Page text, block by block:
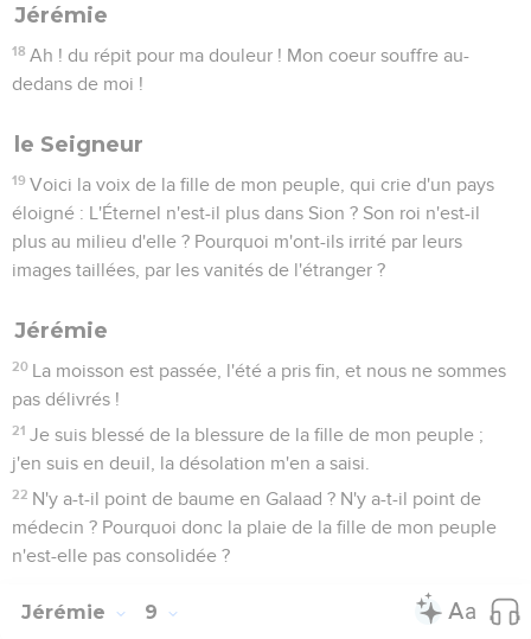
Jérémie
18 Ah ! du répit pour ma douleur ! Mon coeur souffre au-
dedans de moi !
le Seigneur
19 Voici la voix de la fille de mon peuple, qui crie d'un pays
éloigné : L'Éternel n'est-il plus dans Sion ? Son roi n'est-il
plus au milieu d'elle ? Pourquoi m'ont-ils irrité par leurs
images taillées, par les vanités de l'étranger ?
Jérémie
20 La moisson est passée, l'été a pris fin, et nous ne sommes
pas délivrés !
21 Je suis blessé de la blessure de la fille de mon peuple ;
j'en suis en deuil, la désolation m'en a saisi.
22 N'y a-t-il point de baume en Galaad ? N'y a-t-il point de
médecin ? Pourquoi donc la plaie de la fille de mon peuple
n'est-elle pas consolidée ?
Jérémie 9